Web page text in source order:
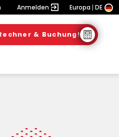
Anmelden Europa DE
& Buchung!